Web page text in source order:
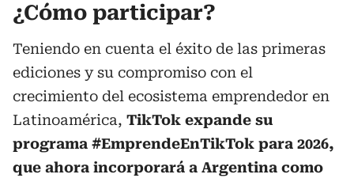
¿Cómo participar?
Teniendo en cuenta el éxito de las primeras
ediciones y su compromiso con el
crecimiento del ecosistema emprendedor en
Latinoamérica, TikTok expande su
programa #EmprendeEnTikTok para 2026,
que ahora incorporará a Argentina como